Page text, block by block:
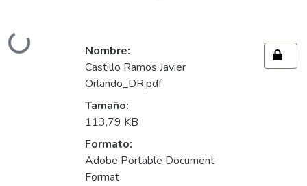
Cargando...
Nombre:
Castillo Ramos Javier
Orlando_DR.pdf
Tamaño:
113,79 KB
Formato:
Adobe Portable Document
Format